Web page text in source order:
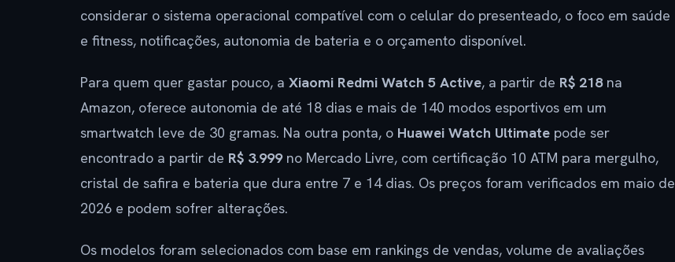
considerar o sistema operacional compatível com o celular do presenteado, o foco em saúde
e fitness, notificações, autonomia de bateria e o orçamento disponível.
Para quem quer gastar pouco, a Xiaomi Redmi Watch 5 Active, a partir de R$ 218na
Amazon, oferece autonomia de até 18 dias e mais de 140 modos esportivos em um
smartwatch leve de 30 gramas. Na outra ponta, o Huawei Watch Ultimate pode ser
encontrado a partir de R$ 3.999no Mercado Livre, com certificação 10 ATM para mergulho,
cristal de safira e bateria que dura entre 7 e 14 dias. Os preços foram verificados em maio de
2026 e podem sofrer alterações.
Os modelos foram selecionados com base em rankings de vendas, volume de avaliações